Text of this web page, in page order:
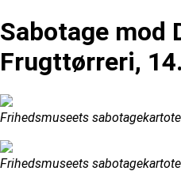
Sabotage mod
Frugttørreri,
Frihedsmuseets
Frihedsmuseets